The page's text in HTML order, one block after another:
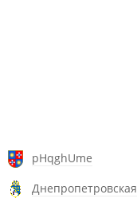
pHqghUme
Днепропетровская